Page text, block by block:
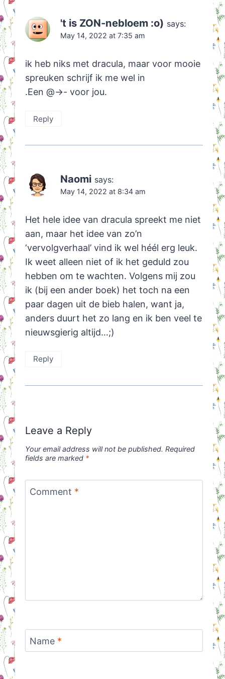
't is ZON-nebloem :o) says:
May 14, 2022 at 7:35 am
ik heb niks met dracula, maar voor mooie
spreuken schrijf ik me wel in
.Een @->- voor jou.
Reply
Naomi says:
May 14, 2022 at 8:34 am
Het hele idee van dracula spreekt me niet
aan, maar het idee van zo’n
‘vervolgverhaal’ vind ik wel héél erg leuk.
Ik weet alleen niet of ik het geduld zou
hebben om te wachten. Volgens mij zou
ik (bij een ander boek) het toch na een
paar dagen uit de bieb halen, want ja,
anders duurt het zo lang en ik ben veel te
nieuwsgierig altijd…;)
Reply
Leave a Reply
Your email address will not be published. Required
fields are marked *
Comment *
Name *